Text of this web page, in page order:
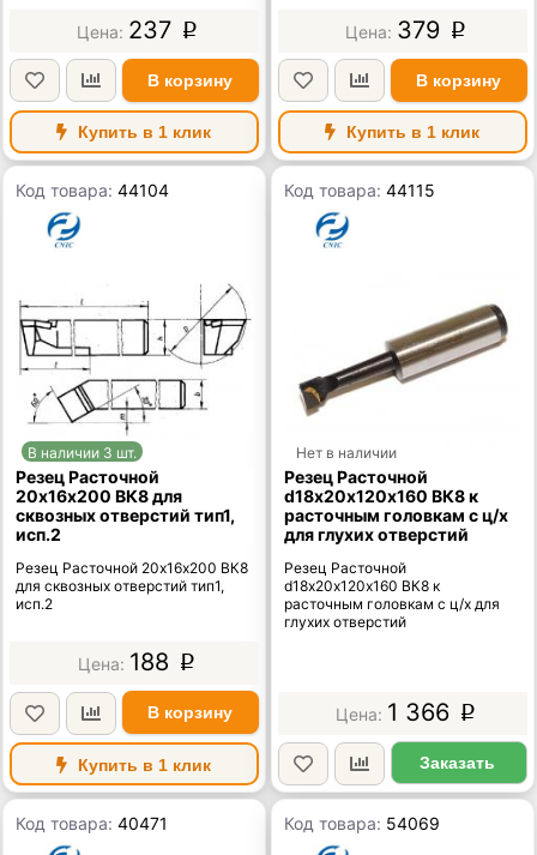
237 p
В корзину
Купить в 1 клик
379 p
В корзину
Купить в 1 клик
Код товара:44104
В наличии 3 шт.
Резец Расточной
20х16х200 ВК8 для
сквозных отверстий тип1,
исп.2
Резец Расточной 20х16х200 ВК8
для сквозных отверстий тип1,
исп.2
188 p
В корзину
Купить в 1 клик
Код товара:44115
Нет в наличии
Резец Расточной
d18х20х120х160 ВК8 к
расточным головкам с ц/х
для глухих отверстий
Резец Расточной
d18х20х120х160 ВК8 к
расточным головкам с ц/х для
глухих отверстий
1 366 p
Заказать
Код товара:40471 Код товара: 54069